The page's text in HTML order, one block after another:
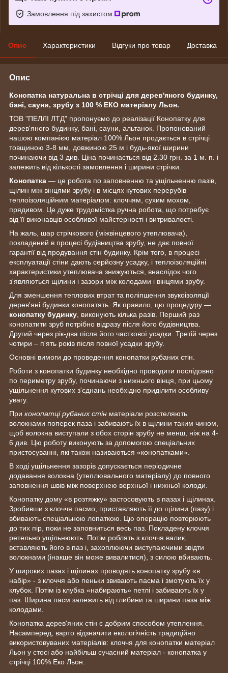
Замовлення під захистом
Опис Характеристики Відгуки про товар Доставка
Опис
Конопатка натуральна в стрічці для дерев'яного будинку,
бані, сауни, зрубу з 100 % ЕКО матеріалу Льон.
ТОВ "ПЕЛЛІ ЛТД" пропонуємо до реалізації Конопатку для
дерев'яного будинку, бані, сауни, альтанок. Пропонований
нашою компанією матеріал 100% Льон продається в стрічці
товщиною 3-8 мм, довжиною 25 м і будь-якої ширини
починаючи від 3 див. Ціна починається від 2.30 грн. за 1 м. п. і
залежить від кількості замовлення і ширини стрічки.
Конопатка ― це робота по заповненню та ущільненню пазів,
щілин між вінцями зрубу і в місцях кутових перерубів
теплоізоляційним матеріалом: клоччям, сухим мохом,
прядивом. Це дуже трудомістка ручна робота, що потребує
від її виконавців особливої майстерності і витривалості.
На жаль, шар стрічкового (міжвінцевого утеплювача),
покладений в процесі будівництва зрубу, не дає повної
гарантії від продування стін будинку. Крім того, в процесі
експлуатації стіни дають серйозну усадку, і теплоізоляційні
характеристики утеплювача знижуються, внаслідок чого
з'являються щілини і зазори між колодами і вінцями зрубу.
Для зменшення теплових втрат та поліпшення звукоізоляції
дерев'яні будинки конопатять. Як правило, цю процедуру —
конопатку будинку , виконують кілька разів. Перший раз
конопатити зруб потрібно відразу після його будівництва.
Другий через рік-два після його часткової усадки. Третій через
чотири – п'ять років після повної усадки зрубу.
Основні вимоги до проведення конопатки рубаних стін.
Роботи з конопатки будинку необхідно проводити послідовно
по периметру зрубу, починаючи з нижнього вінця, при цьому
ущільнення кутових з'єднань необхідно приділити особливу
увагу.
При конопатці рубаних стін матеріали розстеляють
волокнами поперек паза і забивають їх в щілини таким чином,
щоб волокна виступали з обох сторін зрубу не менш, ніж на 4-
6 див. Цю роботу виконують за допомогою спеціальних
пристосуванні, які також називаються «конопатками».
В ході ущільнення зазорів допускається періодичне
додавання волокна (утеплювального матеріалу) до повного
заповнення швів між поверхнею верхньої і нижньої колоди.
Конопатку дому «в розтяжку» застосовують в пазах і щілинах.
Зробивши з клоччя пасмо, приставляють її до щілини (пазу) і
вбивають спеціальною лопаткою. Цю операцію повторюють
до тих пір, поки не заповниться весь паз. Покладену клоччя
ретельно ущільнюють. Потім роблять з клоччя валик,
вставляють його в паз і, захоплюючи виступаючими звідти
волокнами (інакше він може вивалитися), з силою вбивають.
У широких пазах і щілинах проводять конопатку зрубу «в
набір» - з клоччя або пеньки звивають пасма і змотують їх у
клубок. Потім із клубка «набирають» петлі і забивають їх у
паз. Ширина пасм залежить від глибини та ширини паза між
колодами.
Конопатка дерев'яних стін є добрим способом утеплення.
Насамперед, варто відзначити екологічність традиційно
використовуваних матеріалів: клоччя для конопатки матеріал
Льон у стосі або найбільш сучасний матеріал - конопатка у
стрічці 100% Еко Льон.